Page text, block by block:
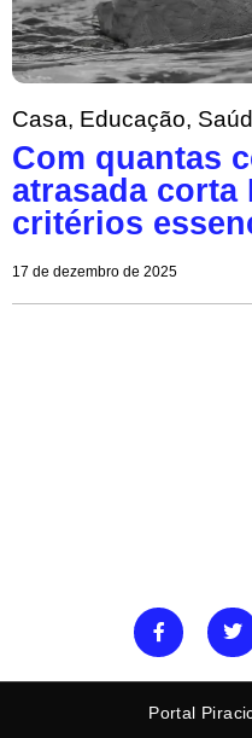
Casa, Educação,
Com quantas
atrasada corta
critérios
17 de dezembro de 2025
Portal